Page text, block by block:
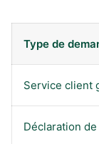
Type de
Service client
Déclaration